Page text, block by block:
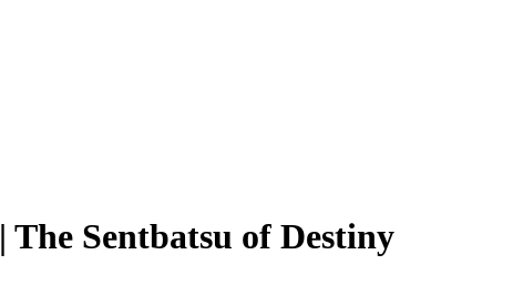
Sentbatsu of Destiny